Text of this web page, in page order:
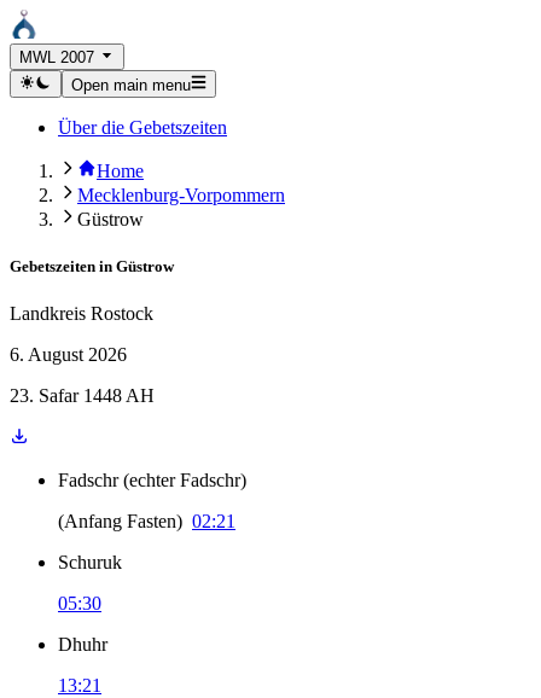
MWL 2007
Open main menu
Über die Gebetszeiten
Home
Mecklenburg-Vorpommern
Güstrow
Gebetszeiten in Güstrow
Landkreis Rostock
6. August 2026
23. Safar 1448 AH
Fadschr (echter Fadschr)
(Anfang Fasten) 02:21
Schuruk
05:30
Dhuhr
13:21